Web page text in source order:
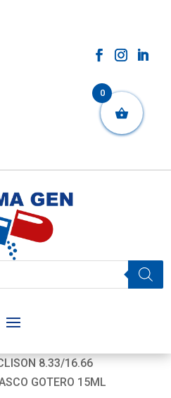
8.33/16.66
GOTERO 15ML
0